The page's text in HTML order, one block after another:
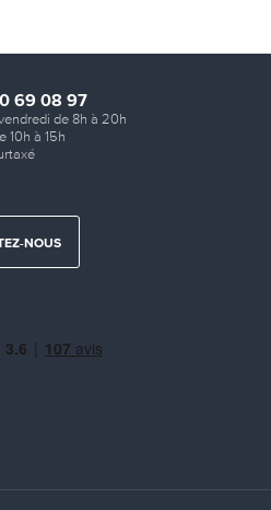
69 08 97
de 8h à 20h
10h à 15h
NOUS